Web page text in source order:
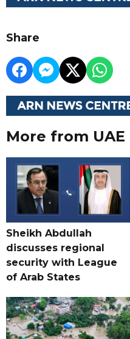
Share
More from UAE
Sheikh Abdullah
discusses regional
security with League
of Arab States